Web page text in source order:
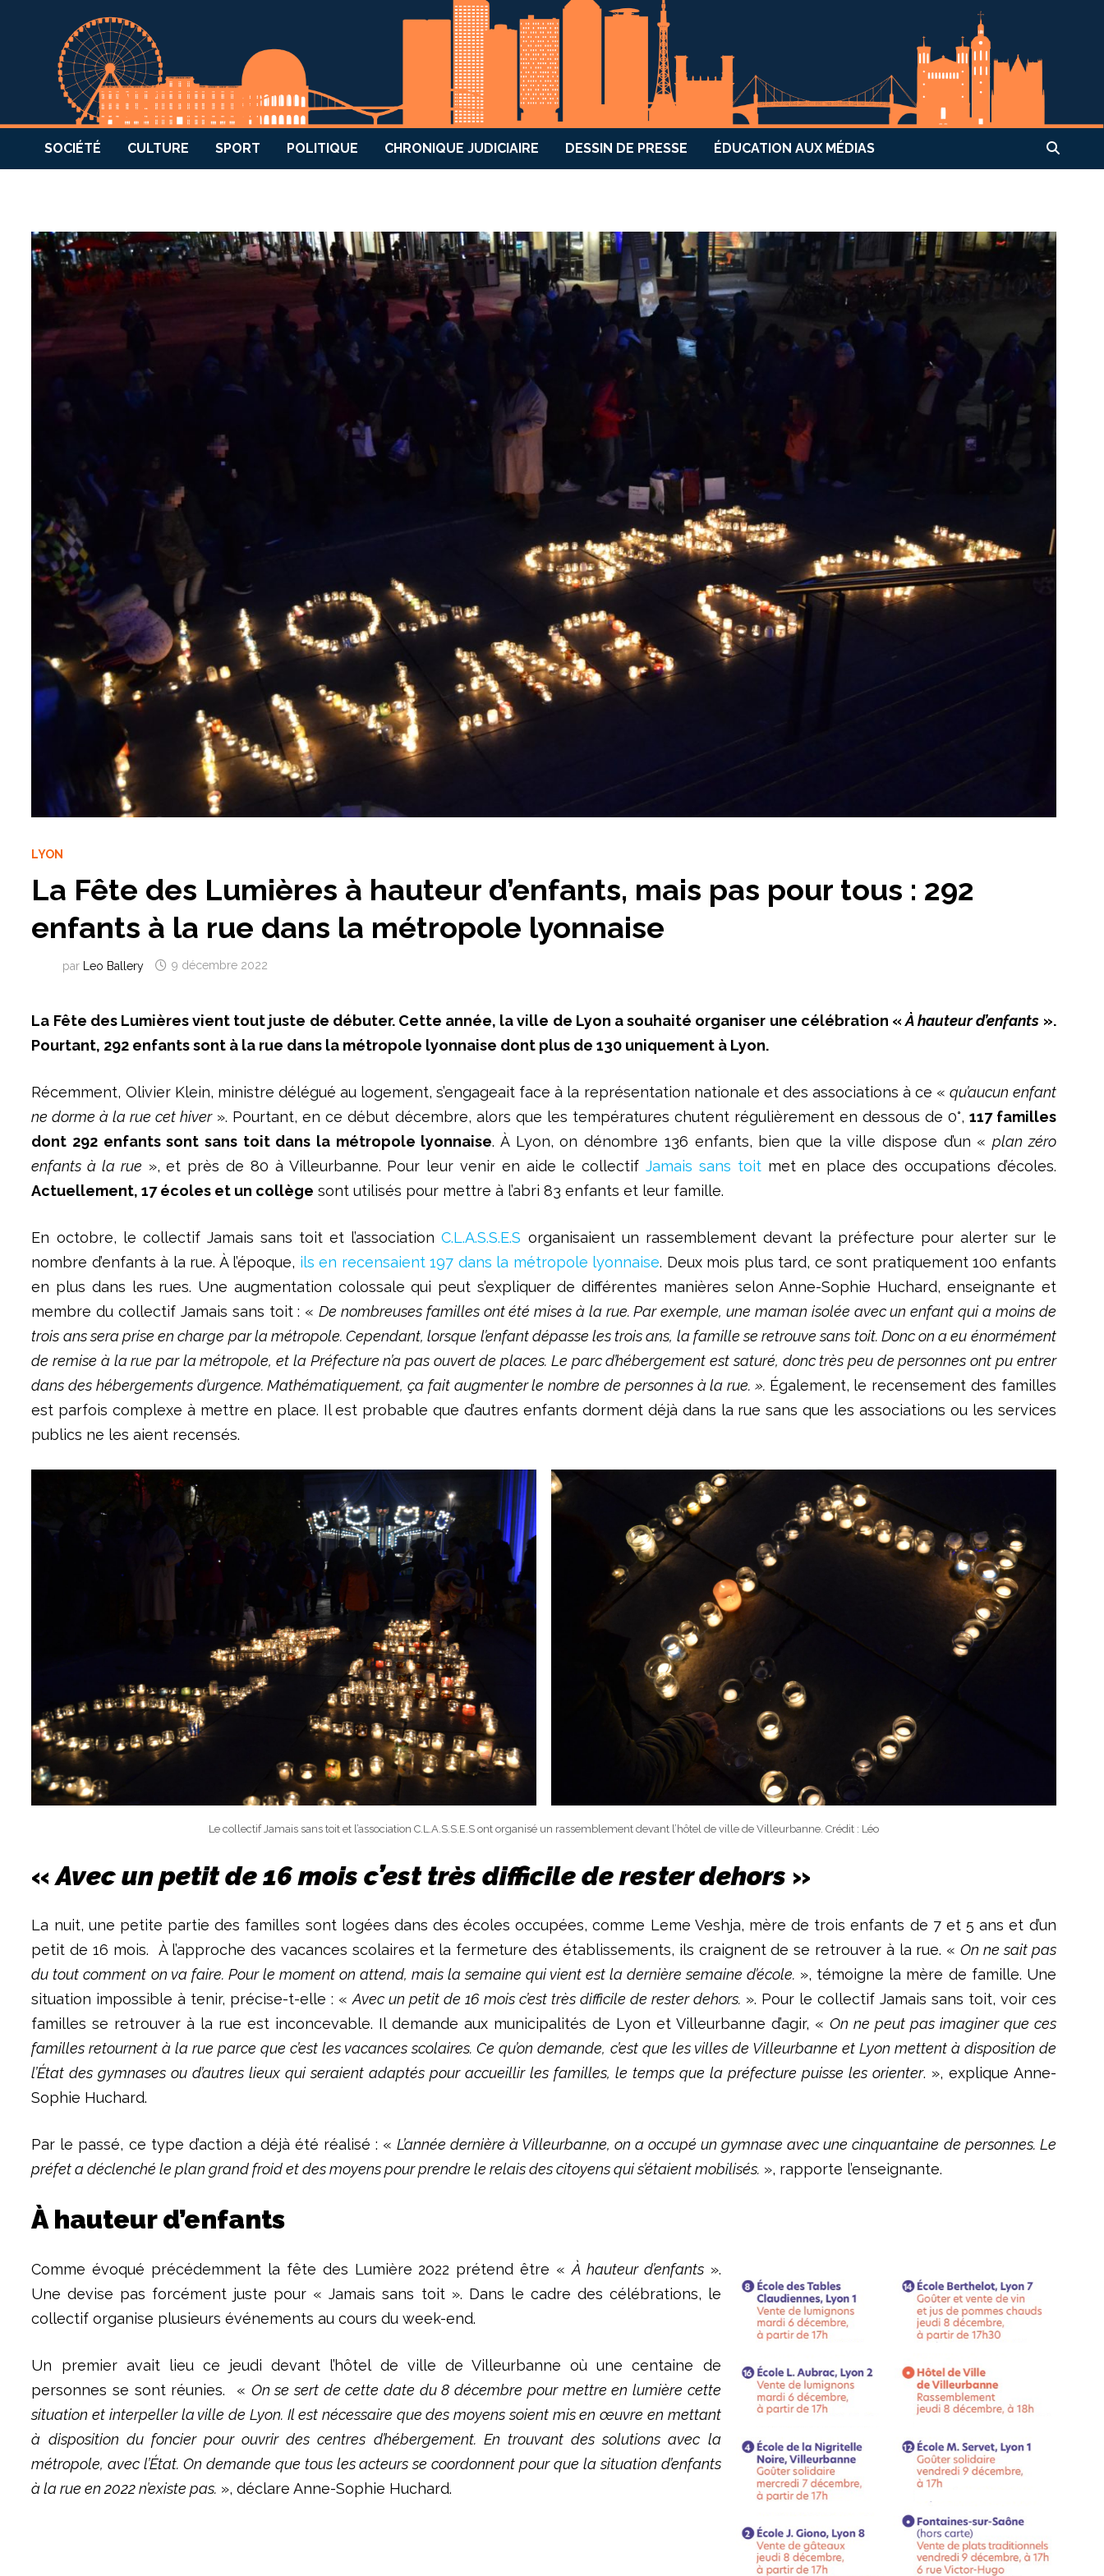
SOCIÉTÉ CULTURE SPORT POLITIQUE CHRONIQUE JUDICIAIRE DESSIN DE PRESSE ÉDUCATION AUX MÉDIAS
LYON
La Fête des Lumières à hauteur d’enfants, mais pas pour tous : 292
enfants à la rue dans la métropole lyonnaise
par Leo Ballery 9 décembre 2022
La Fête des Lumières vient tout juste de débuter. Cette année, la ville de Lyon a souhaité organiser une célébration «À hauteur d’enfants ».
Pourtant, 292 enfants sont à la rue dans la métropole lyonnaise dont plus de 130 uniquement à Lyon.
Récemment, Olivier Klein, ministre délégué au logement, s’engageait face à la représentation nationale et des associations à ce «qu’aucun enfant
ne dorme à la rue cet hiver». Pourtant, en ce début décembre, alors que les températures chutent régulièrement en dessous de 0°, 117 familles
dont 292 enfants sont sans toit dans la métropole lyonnaise. À Lyon, on dénombre 136 enfants, bien que la ville dispose d’un « plan zéro
enfants à la rue », et près de 80 à Villeurbanne. Pour leur venir en aide le collectifJamais sans toitmet en place des occupations d’écoles.
Actuellement, 17 écoles et un collège sont utilisés pour mettre à l’abri 83 enfants et leur famille.
En octobre, le collectif Jamais sans toit et l’associationC.L.A.S.S.E.S organisaient un rassemblement devant la préfecture pour alerter sur le
nombre d’enfants à la rue. À l’époque, ils en recensaient 197 dans la métropole lyonnaise. Deux mois plus tard, ce sont pratiquement 100 enfants
en plus dans les rues. Une augmentation colossale qui peut s’expliquer de différentes manières selon Anne-Sophie Huchard, enseignante et
membre du collectif Jamais sans toit : «De nombreuses familles ont été mises à la rue. Par exemple, une maman isolée avec un enfant qui a moins de
trois ans sera prise en charge par la métropole. Cependant, lorsque l’enfant dépasse les trois ans, la famille se retrouve sans toit. Donc on a eu énormément
de remise à la rue par la métropole, et la Préfecture n’a pas ouvert de places. Le parc d’hébergement est saturé, donc très peu de personnes ont pu entrer
dans des hébergements d’urgence. Mathématiquement, ça fait augmenter le nombre de personnes à la rue. ». Également, le recensement des familles
est parfois complexe à mettre en place. Il est probable que d’autres enfants dorment déjà dans la rue sans que les associations ou les services
publics ne les aient recensés.
Le collectif Jamais sans toit et l’association C.L.A.S.S.E.S ont organisé un rassemblement devant l’hôtel de ville de Villeurbanne. Crédit : Léo
«Avec un petit de 16 mois c’est très difficile de rester dehors »
La nuit, une petite partie des familles sont logées dans des écoles occupées, comme Leme Veshja, mère de trois enfants de 7 et 5 ans et d’un
petit de 16 mois. À l’approche des vacances scolaires et la fermeture des établissements, ils craignent de se retrouver à la rue. «On ne sait pas
du tout comment on va faire. Pour le moment on attend, mais la semaine qui vient est la dernière semaine d’école. », témoigne la mère de famille. Une
situation impossible à tenir, précise-t-elle : «Avec un petit de 16 mois c’est très difficile de rester dehors. ». Pour le collectif Jamais sans toit, voir ces
familles se retrouver à la rue est inconcevable. Il demande aux municipalités de Lyon et Villeurbanne d’agir, « On ne peut pas imaginer que ces
familles retournent à la rue parce que c’est les vacances scolaires. Ce qu’on demande, c’est que les villes de Villeurbanne et Lyon mettent à disposition de
l’État des gymnases ou d’autres lieux qui seraient adaptés pour accueillir les familles, le temps que la préfecture puisse les orienter. », explique Anne-
Sophie Huchard.
Par le passé, ce type d’action a déjà été réalisé : « L’année dernière à Villeurbanne, on a occupé un gymnase avec une cinquantaine de personnes. Le
préfet a déclenché le plan grand froid et des moyens pour prendre le relais des citoyens qui s’étaient mobilisés. », rapporte l’enseignante.
À hauteur d’enfants
Comme évoqué précédemment la fête des Lumière 2022 prétend être « À hauteur d’enfants».
Une devise pas forcément juste pour « Jamais sans toit ». Dans le cadre des célébrations, le
collectif organise plusieurs événements au cours du week-end.
Un premier avait lieu ce jeudi devant l’hôtel de ville de Villeurbanne où une centaine de
personnes se sont réunies. « On se sert de cette date du 8 décembre pour mettre en lumière cette
situation et interpeller la ville de Lyon. Il est nécessaire que des moyens soient mis en œuvre en mettant
à disposition du foncier pour ouvrir des centres d’hébergement. En trouvant des solutions avec la
métropole, avec l’État. On demande que tous les acteurs se coordonnent pour que la situation d’enfants
à la rue en 2022 n’existe pas. », déclare Anne-Sophie Huchard.